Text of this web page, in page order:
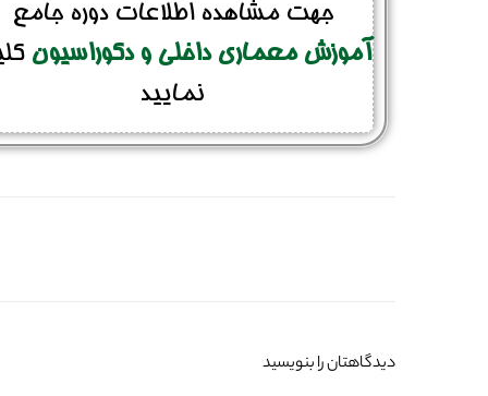
جهت مشاهده اطلاعات دوره جامع
آموزش معماری داخلی و دکوراسیون
نمایید
دیدگاهتان را بنویسید